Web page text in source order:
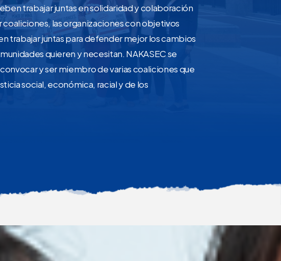
trabajar juntas en solidaridad y colaboración
coaliciones, las organizaciones con objetivos
trabajar juntas para defender mejor los cambios
quieren y necesitan. NAKASEC se
y ser miembro de varias coaliciones que
social, económica, racial y de los